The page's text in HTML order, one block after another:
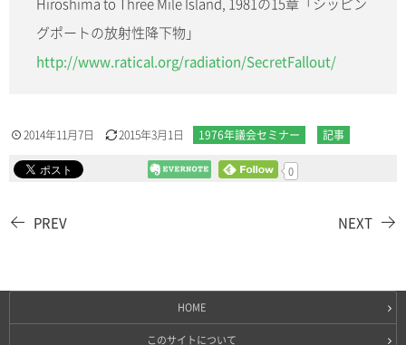
グポートの放射性降下物」
http://www.ratical.org/radiation/SecretFallout/
2014年11月7日 2015年3月1日 1976年議会セミナー 記事
0
PREV NEXT
HOME
このサイトについて